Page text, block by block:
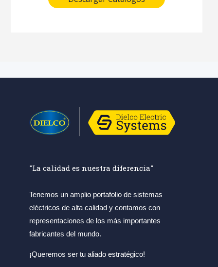
"La calidad es nuestra diferencia"
Tenemos un amplio portafolio de sistemas
eléctricos de alta calidad y contamos con
representaciones de los más importantes
fabricantes del mundo.
¡Queremos ser tu aliado estratégico!